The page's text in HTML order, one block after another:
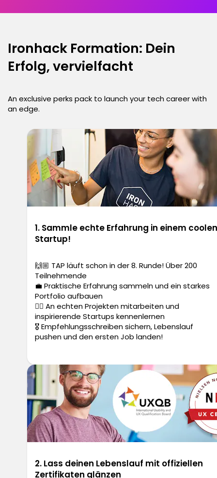
Ironhack Formation: Dein
Erfolg, vervielfacht
An exclusive perks pack to launch your tech career with
an edge.
1. Sammle echte Erfahrung in einem coolen
Startup!
🙌🏼 TAP läuft schon in der 8. Runde! Über 200
Teilnehmende
💼 Praktische Erfahrung sammeln und ein starkes
Portfolio aufbauen
✍🏼 An echten Projekten mitarbeiten und
inspirierende Startups kennenlernen
🎖️ Empfehlungsschreiben sichern, Lebenslauf
pushen und den ersten Job landen!
2. Lass deinen Lebenslauf mit offiziellen
Zertifikaten glänzen